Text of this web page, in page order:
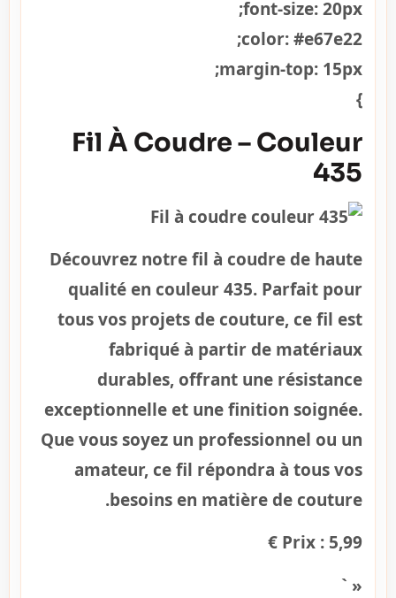
font-size: 20px;
color: #e67e22;
margin-top: 15px;
}
Fil À Coudre – Couleur
435
Découvrez notre fil à coudre de haute
qualité en couleur 435. Parfait pour
tous vos projets de couture, ce fil est
fabriqué à partir de matériaux
durables, offrant une résistance
exceptionnelle et une finition soignée.
Que vous soyez un professionnel ou un
amateur, ce fil répondra à tous vos
besoins en matière de couture.
Prix : 5,99 €
« `